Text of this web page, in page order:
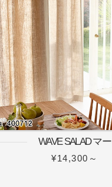
WAVE SALAD マー
¥14,300～